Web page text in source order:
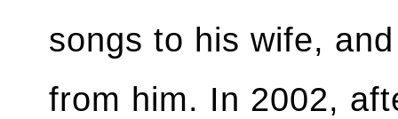
songs to his wife,
from him. In 2002,